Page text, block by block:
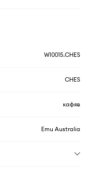
W10015.CHES
CHES
кафяв
Emu Australia